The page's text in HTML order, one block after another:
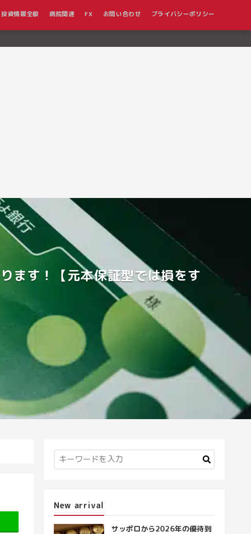
資情報全般 病院関連 FX お問い合わせ プライバシーポリシー
ます！【元本保証型では損をす
New arrival
サッポロから2026年の優待到